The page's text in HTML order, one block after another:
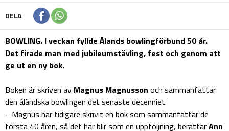
DELA
BOWLING. I veckan fyllde Ålands bowlingförbund 50 år.
Det firade man med jubileumstävling, fest och genom att
ge ut en ny bok.
Boken är skriven av Magnus Magnusson och sammanfattar
den åländska bowlingen det senaste decenniet.
– Magnus har tidigare skrivit en bok som sammanfattar de
första 40 åren, så det här blir som en uppföljning, berättarAnn